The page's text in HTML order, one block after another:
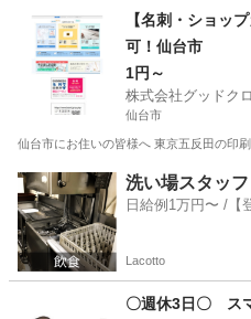
営業
【名刺・ショッ
可！仙台市
1円～
株式会社グッドク
仙台市
仙台市にお住いの皆様へ 東京五反田の印
宮城 仙台市 営業 スタッフ
洗い場スタッフ
日給例1万円〜 /【
Lacotto
〇週休3日〇 ス